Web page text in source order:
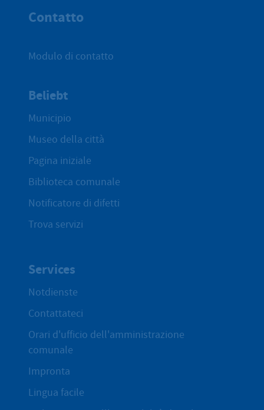
Contatto
Modulo di contatto
Beliebt
Municipio
Museo della città
Pagina iniziale
Biblioteca comunale
Notificatore di difetti
Trova servizi
Services
Notdienste
Contattateci
Orari d'ufficio dell'amministrazione
comunale
Impronta
Lingua facile